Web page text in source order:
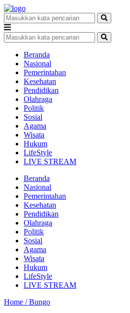
Beranda
Nasional
Pemerintahan
Kesehatan
Pendidikan
Olahraga
Politik
Sosial
Agama
Wisata
Hukum
LifeStyle
LIVE STREAM
Beranda
Nasional
Pemerintahan
Kesehatan
Pendidikan
Olahraga
Politik
Sosial
Agama
Wisata
Hukum
LifeStyle
LIVE STREAM
Home /Bungo